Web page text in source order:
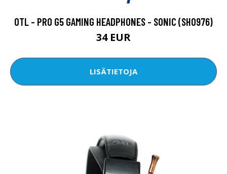
OTL - PRO G5 GAMING HEADPHONES - SONIC (SH0976)
34 EUR
LISÄTIETOJA